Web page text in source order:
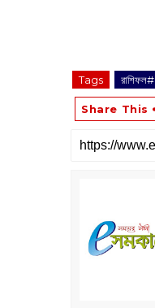
Tags রাশিফল#
Share This